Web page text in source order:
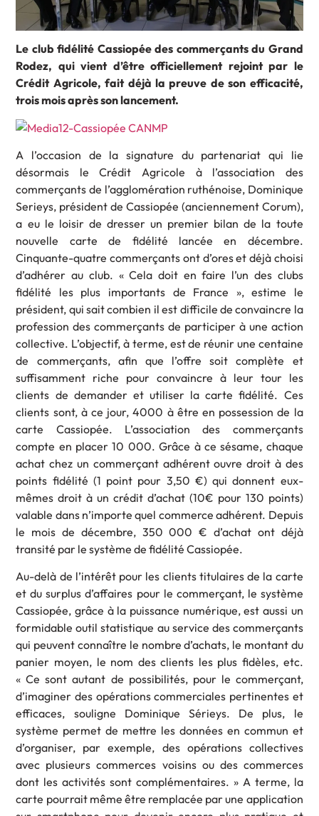
Le club fidélité Cassiopée des commerçants du Grand
Rodez, qui vient d’être officiellement rejoint par le
Crédit Agricole, fait déjà la preuve de son efficacité,
trois mois après son lancement.
A l’occasion de la signature du partenariat qui lie
désormais le Crédit Agricole à l’association des
commerçants de l’agglomération ruthénoise, Dominique
Serieys, président de Cassiopée (anciennement Corum),
a eu le loisir de dresser un premier bilan de la toute
nouvelle carte de fidélité lancée en décembre.
Cinquante-quatre commerçants ont d’ores et déjà choisi
d’adhérer au club. « Cela doit en faire l’un des clubs
fidélité les plus importants de France », estime le
président, qui sait combien il est difficile de convaincre la
profession des commerçants de participer à une action
collective. L’objectif, à terme, est de réunir une centaine
de commerçants, afin que l’offre soit complète et
suffisamment riche pour convaincre à leur tour les
clients de demander et utiliser la carte fidélité. Ces
clients sont, à ce jour, 4000 à être en possession de la
carte Cassiopée. L’association des commerçants
compte en placer 10 000. Grâce à ce sésame, chaque
achat chez un commerçant adhérent ouvre droit à des
points fidélité (1 point pour 3,50 €) qui donnent eux-
mêmes droit à un crédit d’achat (10€ pour 130 points)
valable dans n’importe quel commerce adhérent. Depuis
le mois de décembre, 350 000 € d’achat ont déjà
transité par le système de fidélité Cassiopée.
Au-delà de l’intérêt pour les clients titulaires de la carte
et du surplus d’affaires pour le commerçant, le système
Cassiopée, grâce à la puissance numérique, est aussi un
formidable outil statistique au service des commerçants
qui peuvent connaître le nombre d’achats, le montant du
panier moyen, le nom des clients les plus fidèles, etc.
« Ce sont autant de possibilités, pour le commerçant,
d’imaginer des opérations commerciales pertinentes et
efficaces, souligne Dominique Sérieys. De plus, le
système permet de mettre les données en commun et
d’organiser, par exemple, des opérations collectives
avec plusieurs commerces voisins ou des commerces
dont les activités sont complémentaires. » A terme, la
carte pourrait même être remplacée par une application